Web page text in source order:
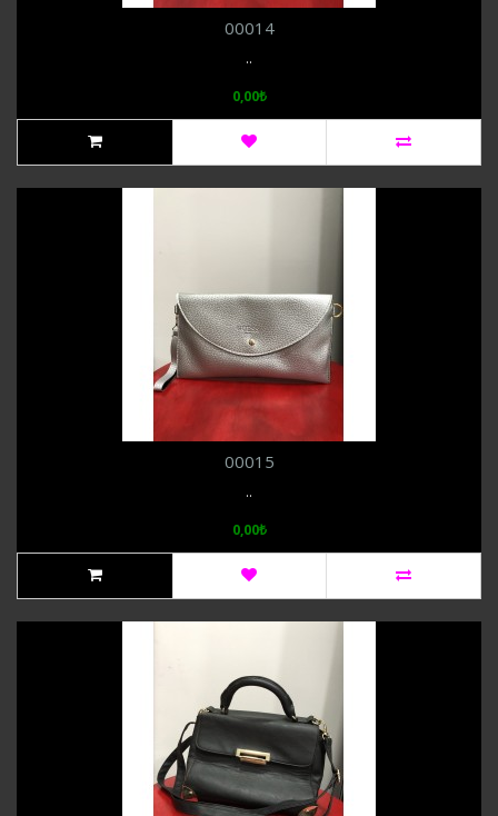
00014
..
0,00₺
00015
..
0,00₺